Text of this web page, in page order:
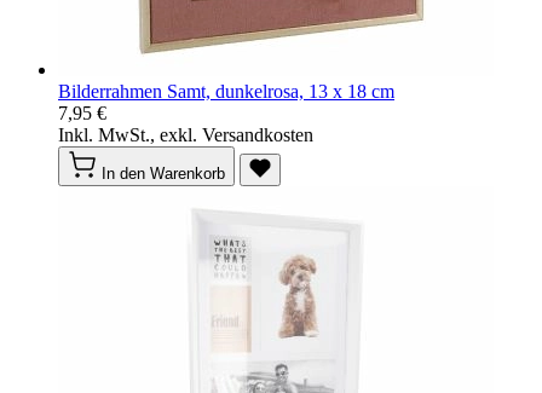
Bilderrahmen Samt, dunkelrosa, 13 x 18 cm
7,95 €
Inkl. MwSt., exkl. Versandkosten
In den Warenkorb